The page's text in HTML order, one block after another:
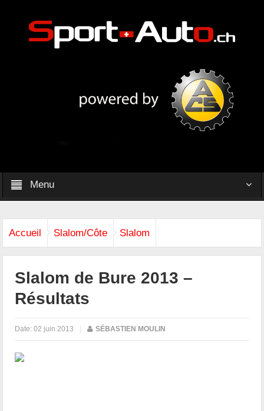
Menu
Accueil Slalom/Côte Slalom
Slalom de Bure 2013 –
Résultats
Date:02 juin 2013 | SÉBASTIEN MOULIN